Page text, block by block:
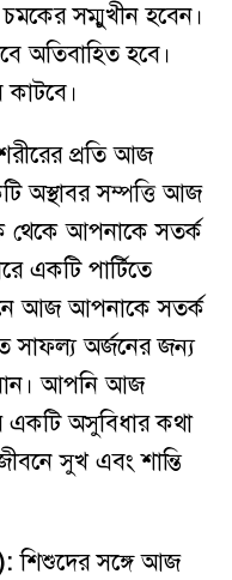
সম্মুখীন হবেন।
অতিবাহিত হবে।
কাটবে।
প্রতি আজ
অস্থাবর সম্পত্তি আজ
থেকে আপনাকে সতর্ক
একটি পার্টিতে
আজ আপনাকে সতর্ক
সাফল্য অর্জনের জন্য
আপনি আজ
একটি অসুবিধার কথা
সুখ এবং শান্তি
শিশুদের সঙ্গে আজ